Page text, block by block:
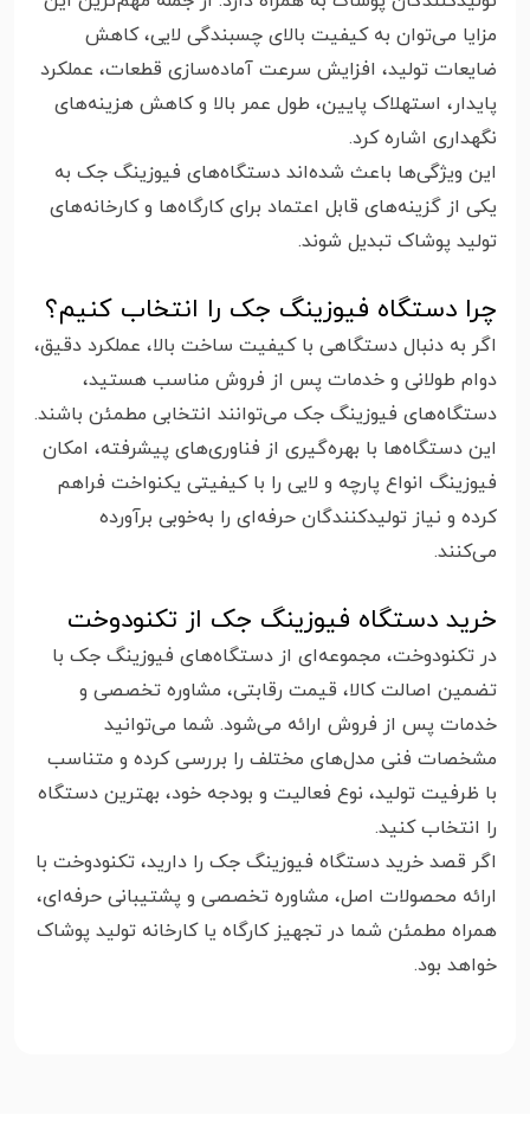
مزایا می‌توان به کیفیت بالای چسبندگی لایی، کاهش
ضایعات تولید، افزایش سرعت آماده‌سازی قطعات، عملکرد
پایدار، استهلاک پایین، طول عمر بالا و کاهش هزینه‌های
نگهداری اشاره کرد.
این ویژگی‌ها باعث شده‌اند دستگاه‌های فیوزینگ جک به
یکی از گزینه‌های قابل اعتماد برای کارگاه‌ها و کارخانه‌های
تولید پوشاک تبدیل شوند.
چرا دستگاه فیوزینگ جک را انتخاب کنیم؟
اگر به دنبال دستگاهی با کیفیت ساخت بالا، عملکرد دقیق،
دوام طولانی و خدمات پس از فروش مناسب هستید،
دستگاه‌های فیوزینگ جک می‌توانند انتخابی مطمئن باشند.
این دستگاه‌ها با بهره‌گیری از فناوری‌های پیشرفته، امکان
فیوزینگ انواع پارچه و لایی را با کیفیتی یکنواخت فراهم
کرده و نیاز تولیدکنندگان حرفه‌ای را به‌خوبی برآورده
می‌کنند.
خرید دستگاه فیوزینگ جک از تکنودوخت
در تکنودوخت، مجموعه‌ای از دستگاه‌های فیوزینگ جک با
تضمین اصالت کالا، قیمت رقابتی، مشاوره تخصصی و
خدمات پس از فروش ارائه می‌شود. شما می‌توانید
مشخصات فنی مدل‌های مختلف را بررسی کرده و متناسب
با ظرفیت تولید، نوع فعالیت و بودجه خود، بهترین دستگاه
را انتخاب کنید.
اگر قصد خرید دستگاه فیوزینگ جک را دارید، تکنودوخت با
ارائه محصولات اصل، مشاوره تخصصی و پشتیبانی حرفه‌ای،
همراه مطمئن شما در تجهیز کارگاه یا کارخانه تولید پوشاک
خواهد بود.